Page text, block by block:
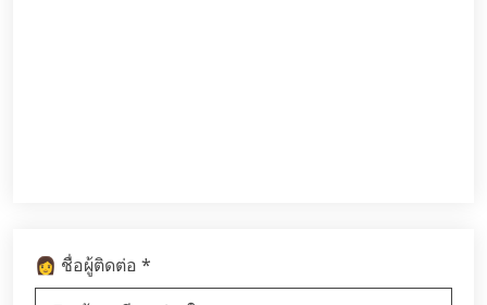
👩 ชื่อผู้ติดต่อ *